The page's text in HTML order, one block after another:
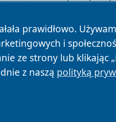
prawidłowo.
i
ze strony lub klikając
z naszą polityką
Polityka Prywatności